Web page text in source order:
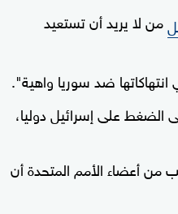
من لا يريد أن تستعيد
ضد سوريا واهية".
على إسرائيل دوليا،
أعضاء الأمم المتحدة أن